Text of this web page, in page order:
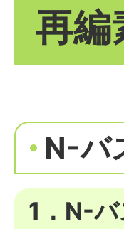
再編
N-バ
1．N-